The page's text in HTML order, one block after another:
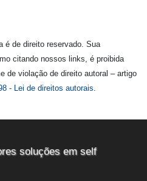
é de direito reservado. Sua
citando nossos links, é proibida
de violação de direito autoral – artigo
- Lei de direitos autorais
soluções em self